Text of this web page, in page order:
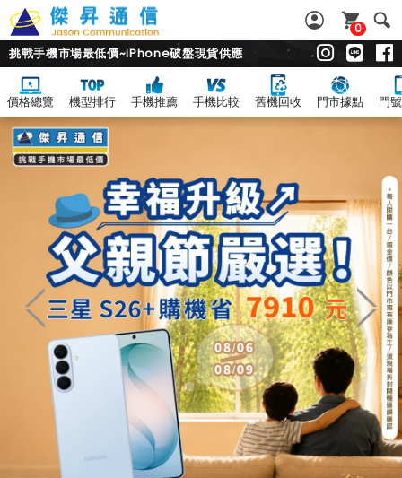
0
挑戰手機市場最低價~iPhone破盤現貨供應
價格總覽 機型排行 手機推薦 手機比較 舊機回收 門市據點 門